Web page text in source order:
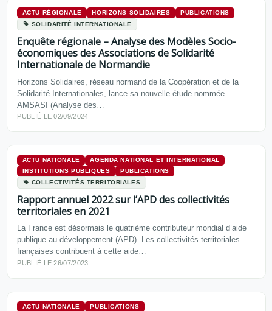
ACTU RÉGIONALE HORIZONS SOLIDAIRES
PUBLICATIONS
SOLIDARITÉ INTERNATIONALE
Enquête régionale – Analyse des Modèles Socio-
économiques des Associations de Solidarité
Internationale de Normandie
Horizons Solidaires, réseau normand de la Coopération et de la
Solidarité Internationales, lance sa nouvelle étude nommée
AMSASI (Analyse des…
PUBLIÉ LE 02/09/2024
ACTU NATIONALE
AGENDA NATIONAL ET INTERNATIONAL
INSTITUTIONS PUBLIQUES
PUBLICATIONS
COLLECTIVITÉS TERRITORIALES
Rapport annuel 2022 sur l’APD des collectivités
territoriales en 2021
La France est désormais le quatrième contributeur mondial d’aide
publique au développement (APD). Les collectivités territoriales
françaises contribuent à cette aide…
PUBLIÉ LE 26/07/2023
ACTU NATIONALE
PUBLICATIONS